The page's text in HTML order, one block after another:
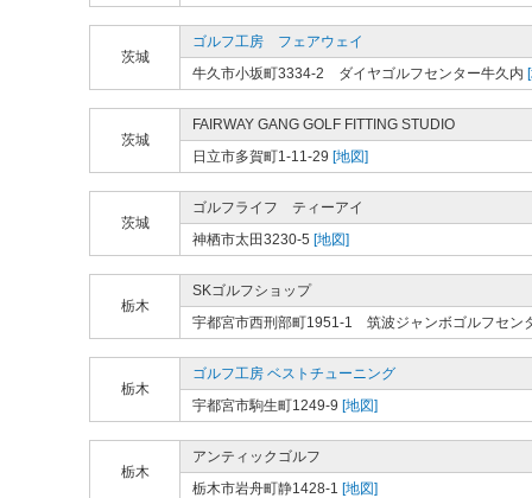
茨城
ゴルフ工房 フェアウェイ
牛久市小坂町3334-2 ダイヤゴルフセンター牛久内
茨城
FAIRWAY GANG GOLF FITTING STUDIO
日立市多賀町1-11-29 [地図]
茨城
ゴルフライフ ティーアイ
神栖市太田3230-5 [地図]
栃木
SKゴルフショップ
宇都宮市西刑部町1951-1 筑波ジャンボゴルフセン
栃木
ゴルフ工房 ベストチューニング
宇都宮市駒生町1249-9 [地図]
栃木
アンティックゴルフ
栃木市岩舟町静1428-1 [地図]